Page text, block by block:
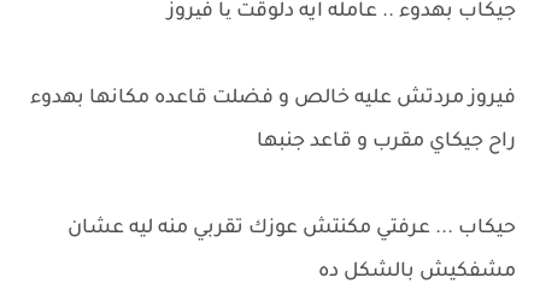
جيكاب بهدوء .. عامله ايه دلوقت یا فیروز
فيروز مردتش عليه خالص و فضلت قاعده مكانها بهدوء
راح جيكاي مقرب و قاعد جنبها
حيكاب ... عرفتي مكنتش عوزك تقربي منه ليه عشان
مشفكيش بالشكل ده